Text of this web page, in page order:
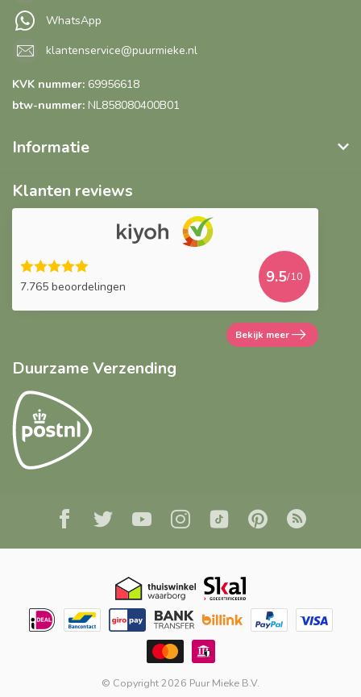
WhatsApp
klantenservice@puurmieke.nl
KVK nummer: 69956618
btw-nummer: NL858080400B01
Informatie
Klanten reviews
7.765 beoordelingen
9.5/10
Bekijk meer
Duurzame Verzending
© Copyright 2026 Puur Mieke B.V.